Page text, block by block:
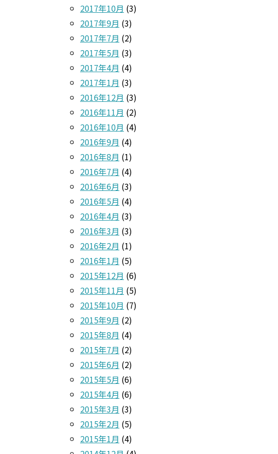
2017年10月 (3)
2017年9月 (3)
2017年7月 (2)
2017年5月 (3)
2017年4月 (4)
2017年1月 (3)
2016年12月 (3)
2016年11月 (2)
2016年10月 (4)
2016年9月 (4)
2016年8月 (1)
2016年7月 (4)
2016年6月 (3)
2016年5月 (4)
2016年4月 (3)
2016年3月 (3)
2016年2月 (1)
2016年1月 (5)
2015年12月 (6)
2015年11月 (5)
2015年10月 (7)
2015年9月 (2)
2015年8月 (4)
2015年7月 (2)
2015年6月 (2)
2015年5月 (6)
2015年4月 (6)
2015年3月 (3)
2015年2月 (5)
2015年1月 (4)